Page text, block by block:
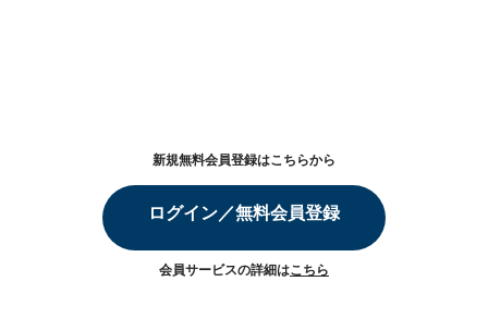
新規無料会員登録はこちらから
ログイン／無料会員登録
会員サービスの詳細はこちら